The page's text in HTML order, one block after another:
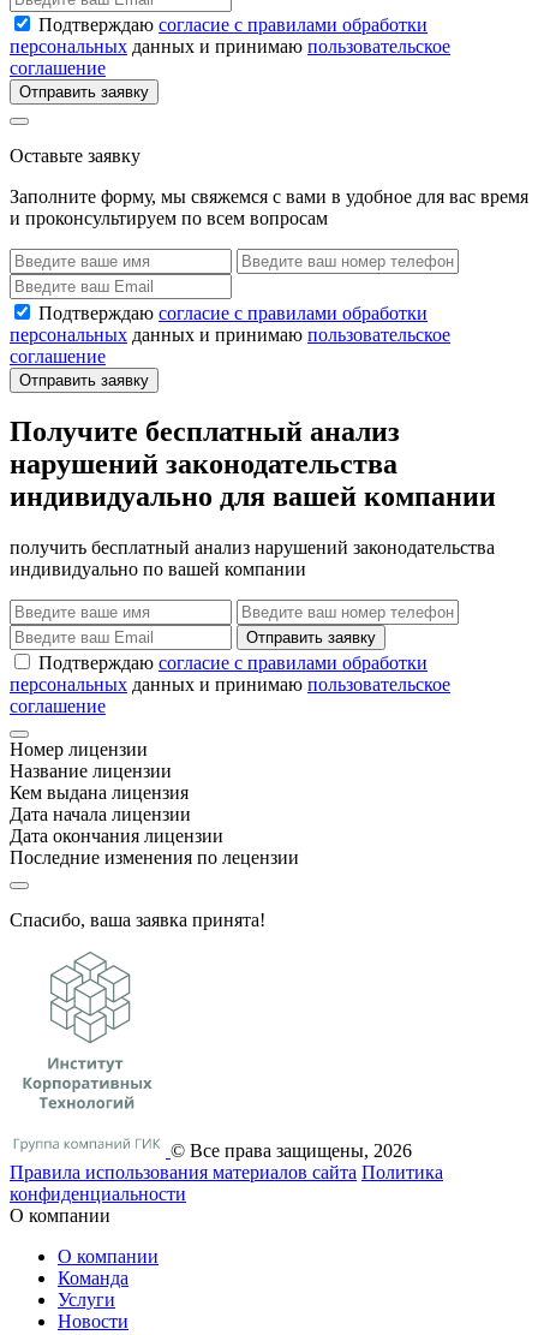
Подтверждаю согласие с правилами обработки
персональных данных и принимаю пользовательское
соглашение
Отправить заявку
Оставьте заявку
Заполните форму, мы свяжемся с вами в удобное для вас время
и проконсультируем по всем вопросам
Подтверждаю согласие с правилами обработки
персональных данных и принимаю пользовательское
соглашение
Отправить заявку
Получите бесплатный анализ
нарушений законодательства
индивидуально для вашей компании
получить бесплатный анализ нарушений законодательства
индивидуально по вашей компании
Отправить заявку
Подтверждаю согласие с правилами обработки
персональных данных и принимаю пользовательское
соглашение
Номер лицензии
Название лицензии
Кем выдана лицензия
Дата начала лицензии
Дата окончания лицензии
Последние изменения по лецензии
Спасибо, ваша заявка принята!
© Все права защищены, 2026
Правила использования материалов сайта Политика
конфиденциальности
О компании
О компании
Команда
Услуги
Новости